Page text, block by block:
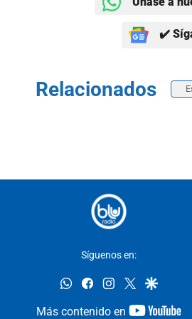
✔️
Relacionados
Síguenos en:
whatsappfacebookinstagram
twittergoogle
Más contenido en